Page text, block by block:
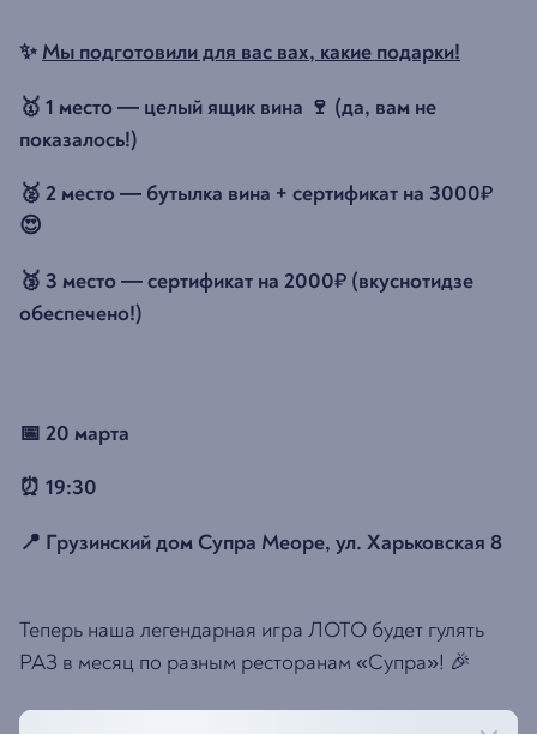
✨ Мы подготовили для вас вах, какие подарки!
🥇 1 место — целый ящик вина 🍷 (да, вам не
показалось!)
🥈 2 место — бутылка вина + сертификат на 3000₽
😍
🥉 3 место — сертификат на 2000₽ (вкуснотидзе
обеспечено!)
📅 20 марта
⏰ 19:30
📍 Грузинский дом Супра Меоре, ул. Харьковская 8
Теперь наша легендарная игра ЛОТО будет гулять
РАЗ в месяц по разным ресторанам «Супра»! 🎉